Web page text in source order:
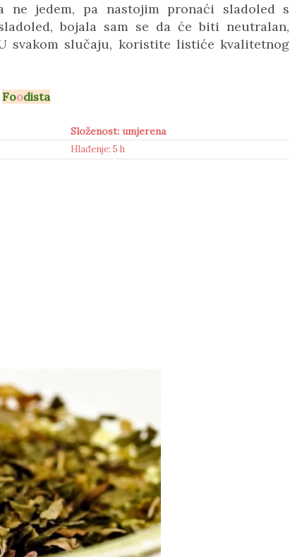
jedem, pa nastojim pronaći sladoled s
bojala sam se da će biti neutralan,
svakom slučaju, koristite listiće kvalitetnog
Foodista
Složenost: umjerena
Hlađenje: 5 h